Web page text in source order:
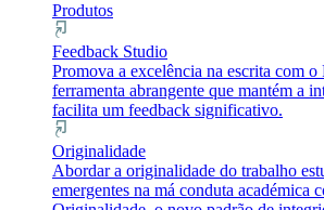
Produtos
Feedback Studio
Promova a excelência na escrita com
ferramenta abrangente que mantém a
facilita um feedback significativo.
Originalidade
Abordar a originalidade do trabalho
emergentes na má conduta académica